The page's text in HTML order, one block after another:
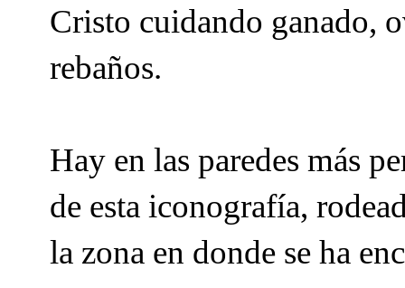
Cristo cuidando ganado,
rebaños.
Hay en las paredes más
de esta iconografía,
la zona en donde se ha